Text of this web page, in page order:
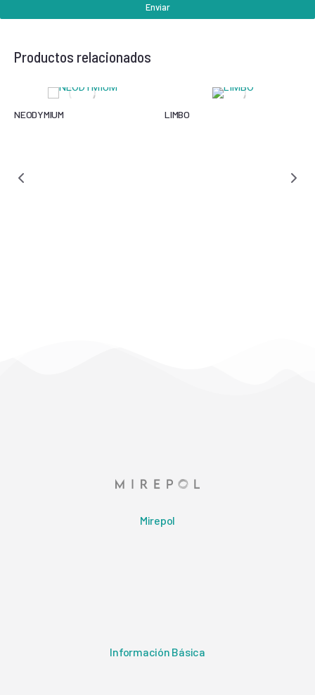
Enviar
Productos relacionados
NEODYMIUM LIMBO
Mirepol
Información Básica